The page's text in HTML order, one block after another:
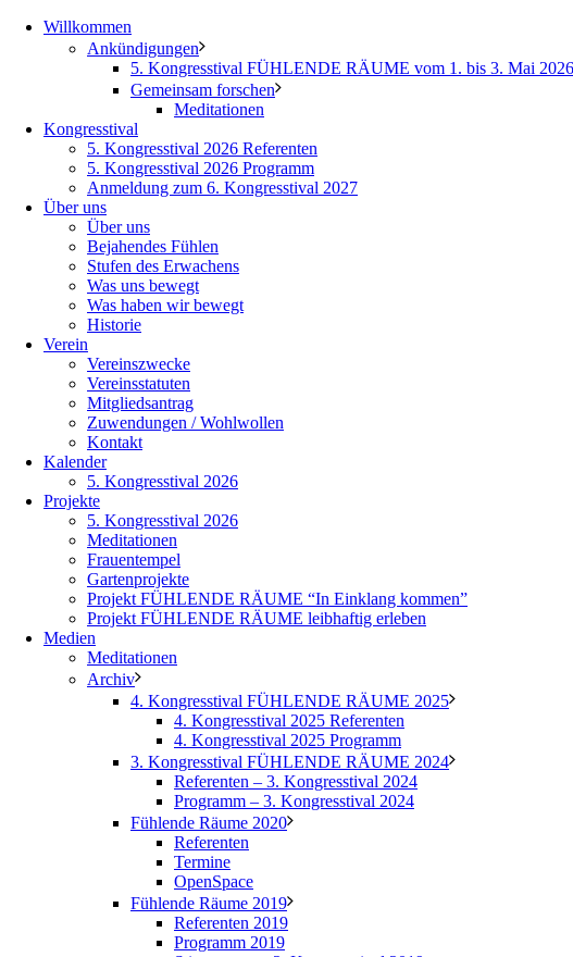
Willkommen
Ankündigungen
5. Kongresstival FÜHLENDE RÄUME vom 1. bis 3. Mai 2026
Gemeinsam forschen
Meditationen
Kongresstival
5. Kongresstival 2026 Referenten
5. Kongresstival 2026 Programm
Anmeldung zum 6. Kongresstival 2027
Über uns
Über uns
Bejahendes Fühlen
Stufen des Erwachens
Was uns bewegt
Was haben wir bewegt
Historie
Verein
Vereinszwecke
Vereinsstatuten
Mitgliedsantrag
Zuwendungen / Wohlwollen
Kontakt
Kalender
5. Kongresstival 2026
Projekte
5. Kongresstival 2026
Meditationen
Frauentempel
Gartenprojekte
Projekt FÜHLENDE RÄUME “In Einklang kommen”
Projekt FÜHLENDE RÄUME leibhaftig erleben
Medien
Meditationen
Archiv
4. Kongresstival FÜHLENDE RÄUME 2025
4. Kongresstival 2025 Referenten
4. Kongresstival 2025 Programm
3. Kongresstival FÜHLENDE RÄUME 2024
Referenten – 3. Kongresstival 2024
Programm – 3. Kongresstival 2024
Fühlende Räume 2020
Referenten
Termine
OpenSpace
Fühlende Räume 2019
Referenten 2019
Programm 2019